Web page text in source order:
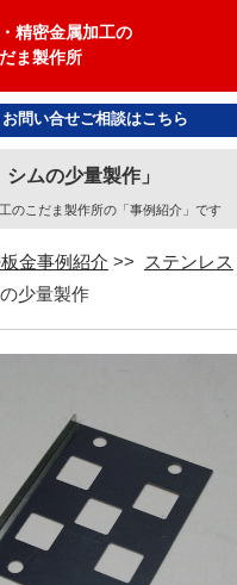
精密金属加工の
ま製作所
お問い合せご相談はこちら
ムの少量製作」
のこだま製作所の「事例紹介」です
金事例紹介 >> ステンレス
少量製作